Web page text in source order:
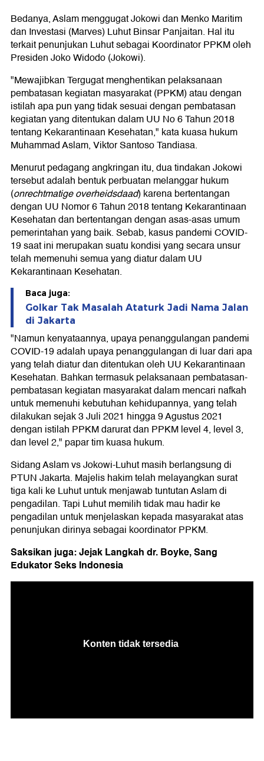
Bedanya, Aslam menggugat Jokowi dan Menko Maritim
dan Investasi (Marves) Luhut Binsar Panjaitan. Hal itu
terkait penunjukan Luhut sebagai Koordinator PPKM oleh
Presiden Joko Widodo (Jokowi).
"Mewajibkan Tergugat menghentikan pelaksanaan
pembatasan kegiatan masyarakat (PPKM) atau dengan
istilah apa pun yang tidak sesuai dengan pembatasan
kegiatan yang ditentukan dalam UU No 6 Tahun 2018
tentang Kekarantinaan Kesehatan," kata kuasa hukum
Muhammad Aslam, Viktor Santoso Tandiasa.
Menurut pedagang angkringan itu, dua tindakan Jokowi
tersebut adalah bentuk perbuatan melanggar hukum
(onrechtmatige overheidsdaad) karena bertentangan
dengan UU Nomor 6 Tahun 2018 tentang Kekarantinaan
Kesehatan dan bertentangan dengan asas-asas umum
pemerintahan yang baik. Sebab, kasus pandemi COVID-
19 saat ini merupakan suatu kondisi yang secara unsur
telah memenuhi semua yang diatur dalam UU
Kekarantinaan Kesehatan.
Baca juga:
Golkar Tak Masalah Ataturk Jadi Nama Jalan
di Jakarta
"Namun kenyataannya, upaya penanggulangan pandemi
COVID-19 adalah upaya penanggulangan di luar dari apa
yang telah diatur dan ditentukan oleh UU Kekarantinaan
Kesehatan. Bahkan termasuk pelaksanaan pembatasan-
pembatasan kegiatan masyarakat dalam mencari nafkah
untuk memenuhi kebutuhan kehidupannya, yang telah
dilakukan sejak 3 Juli 2021 hingga 9 Agustus 2021
dengan istilah PPKM darurat dan PPKM level 4, level 3,
dan level 2," papar tim kuasa hukum.
Sidang Aslam vs Jokowi-Luhut masih berlangsung di
PTUN Jakarta. Majelis hakim telah melayangkan surat
tiga kali ke Luhut untuk menjawab tuntutan Aslam di
pengadilan. Tapi Luhut memilih tidak mau hadir ke
pengadilan untuk menjelaskan kepada masyarakat atas
penunjukan dirinya sebagai koordinator PPKM.
Saksikan juga: Jejak Langkah dr. Boyke, Sang
Edukator Seks Indonesia